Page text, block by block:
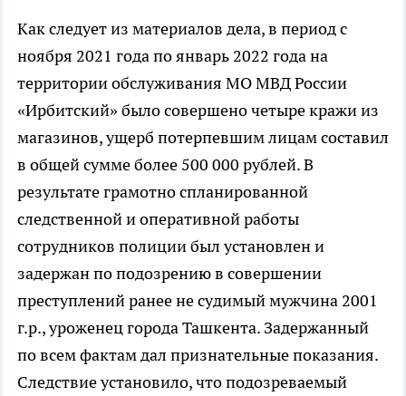
Как следует из материалов дела, в период с
ноября 2021 года по январь 2022 года на
территории обслуживания МО МВД России
«Ирбитский» было совершено четыре кражи из
магазинов, ущерб потерпевшим лицам составил
в общей сумме более 500 000 рублей. В
результате грамотно спланированной
следственной и оперативной работы
сотрудников полиции был установлен и
задержан по подозрению в совершении
преступлений ранее не судимый мужчина 2001
г.р., уроженец города Ташкента. Задержанный
по всем фактам дал признательные показания.
Следствие установило, что подозреваемый